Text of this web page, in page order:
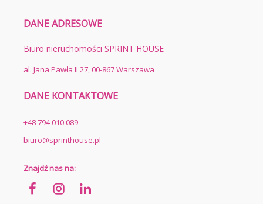
DANE ADRESOWE
Biuro nieruchomości SPRINT HOUSE
al. Jana Pawła II 27, 00-867 Warszawa
DANE KONTAKTOWE
+48 794 010 089
biuro@sprinthouse.pl
Znajdź nas na: